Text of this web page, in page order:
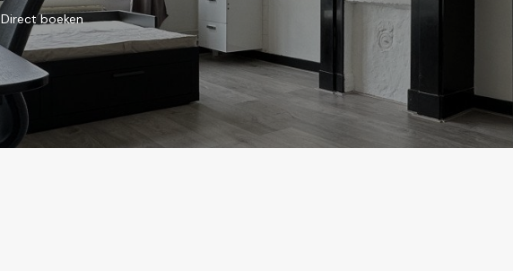
Direct boeken